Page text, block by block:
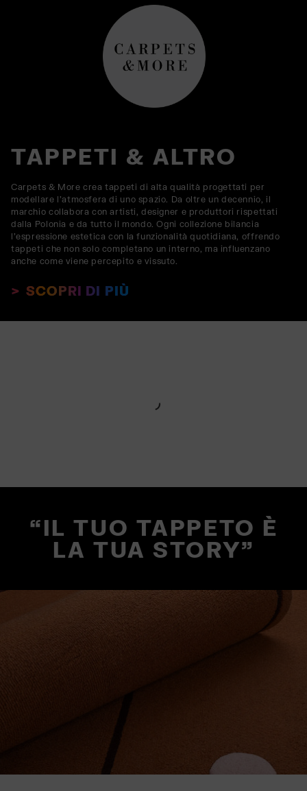
TAPPETI & ALTRO
Carpets & More crea tappeti di alta qualità progettati per
modellare l'atmosfera di uno spazio. Da oltre un decennio, il
marchio collabora con artisti, designer e produttori rispettati
dalla Polonia e da tutto il mondo. Ogni collezione bilancia
l'espressione estetica con la funzionalità quotidiana, offrendo
tappeti che non solo completano un interno, ma influenzano
anche come viene percepito e vissuto.
SCOPRI DI PIÙ
“IL TUO TAPPETO È
LA TUA STORY”